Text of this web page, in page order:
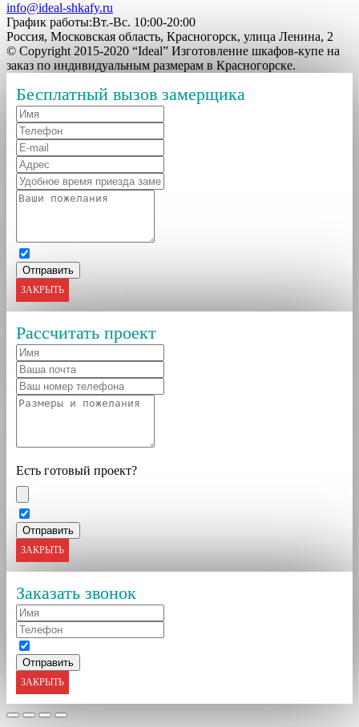
info@ideal-shkafy.ru
График работы:Вт.-Вс. 10:00-20:00
Россия, Московская область, Красногорск, улица Ленина, 2
© Copyright 2015-2020 “Ideal” Изготовление шкафов-купе на
заказ по индивидуальным размерам в Красногорске.
Бесплатный вызов замерщика
ЗАКРЫТЬ
Рассчитать проект
Есть готовый проект?
ЗАКРЫТЬ
Заказать звонок
ЗАКРЫТЬ